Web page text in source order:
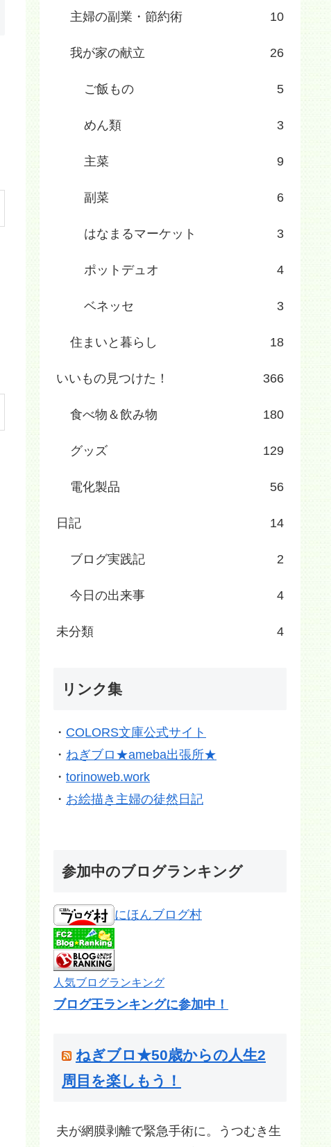
主婦の副業・節約術 10
我が家の献立 26
ご飯もの 5
めん類 3
主菜 9
副菜 6
はなまるマーケット 3
ポットデュオ 4
ベネッセ 3
住まいと暮らし 18
いいもの見つけた！ 366
食べ物＆飲み物 180
グッズ 129
電化製品 56
日記 14
ブログ実践記 2
今日の出来事 4
未分類 4
リンク集
・ COLORS文庫公式サイト
・ ねぎブロ★ameba出張所★
・ torinoweb.work
・ お絵描き主婦の徒然日記
参加中のブログランキング
にほんブログ村
人気ブログランキング
ブログ王ランキングに参加中！
ねぎブロ★50歳からの人生2
周目を楽しもう！
夫が網膜剥離で緊急手術に。うつむき生